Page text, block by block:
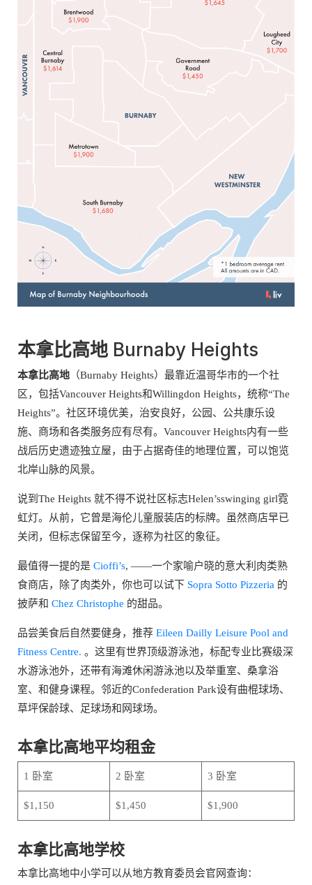
本拿比高地 Burnaby Heights
本拿比高地 （Burnaby Heights）最靠近温哥华市的一个社
区，包括Vancouver Heights和Willingdon Heights，统称“The
Heights”。社区环境优美，治安良好，公园、公共康乐设
施、商场和各类服务应有尽有。Vancouver Heights内有一些
战后历史遗迹独立屋，由于占据奇佳的地理位置，可以饱览
北岸山脉的风景。
说到The Heights 就不得不说社区标志Helen’sswinging girl霓
虹灯。从前，它曾是海伦儿童服装店的标牌。虽然商店早已
关闭，但标志保留至今，逐称为社区的象征。
最值得一提的是 Cioffi’s, ——一个家喻户晓的意大利肉类熟
食商店，除了肉类外，你也可以试下 Sopra Sotto Pizzeria 的
披萨和 Chez Christophe 的甜品。
品尝美食后自然要健身，推荐 Eileen Dailly Leisure Pool and
Fitness Centre. 。这里有世界顶级游泳池，标配专业比赛级深
水游泳池外，还带有海滩休闲游泳池以及举重室、桑拿浴
室、和健身课程。邻近的Confederation Park设有曲棍球场、
草坪保龄球、足球场和网球场。
本拿比高地平均租金
1 卧室 2 卧室 3 卧室
$1,150 $1,450 $1,900
本拿比高地学校
本拿比高地中小学可以从地方教育委员会官网查询：